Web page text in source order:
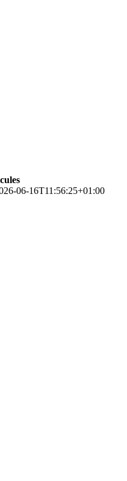
06-16T11:56:25+01:00